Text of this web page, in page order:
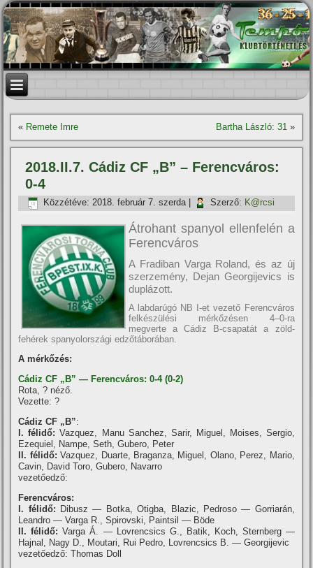
« Remete Imre Bartha László: 31»
2018.II.7. Cádiz CF „B” – Ferencváros:
0-4
Közzétéve: 2018. február 7. szerda| Szerző: K@rcsi
Átrohant spanyol ellenfelén a
Ferencváros
A Fradiban Varga Roland, és az új
szerzemény, Dejan Georgijevics is
duplázott.
A labdarúgó NB I-et vezető Ferencváros
felkészülési mérkőzésen 4–0-ra
megverte a Cádiz B-csapatát a zöld-
fehérek spanyolországi edzőtáborában.
A mérkőzés:
Cádiz CF „B” — Ferencváros: 0-4 (0-2)
Rota, ? néző.
Vezette: ?
Cádiz CF „B”:
I. félidő: Vazquez, Manu Sanchez, Sarir, Miguel, Moises, Sergio,
Ezequiel, Nampe, Seth, Gubero, Peter
II. félidő: Vazquez, Duarte, Braganza, Miguel, Olano, Perez, Mario,
Cavin, David Toro, Gubero, Navarro
vezetőedző:
Ferencváros:
I. félidő: Dibusz — Botka, Otigba, Blazic, Pedroso — Gorriarán,
Leandro — Varga R., Spirovski, Paintsil — Böde
II. félidő: Varga Á. — Lovrencsics G., Batik, Koch, Sternberg —
Hajnal, Nagy D., Moutari, Rui Pedro, Lovrencsics B. — Georgijevic
vezetőedző: Thomas Doll